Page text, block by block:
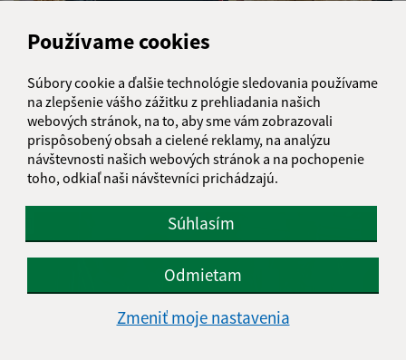
Používame cookies
Súbory cookie a ďalšie technológie sledovania používame
na zlepšenie vášho zážitku z prehliadania našich
webových stránok, na to, aby sme vám zobrazovali
prispôsobený obsah a cielené reklamy, na analýzu
návštevnosti našich webových stránok a na pochopenie
toho, odkiaľ naši návštevníci prichádzajú.
Súhlasím
Odmietam
Zmeniť moje nastavenia